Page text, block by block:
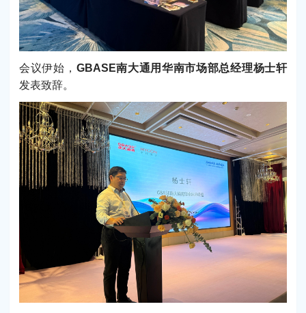
会议伊始， GBASE南大通用华南市场部总经理杨士轩
发表致辞。